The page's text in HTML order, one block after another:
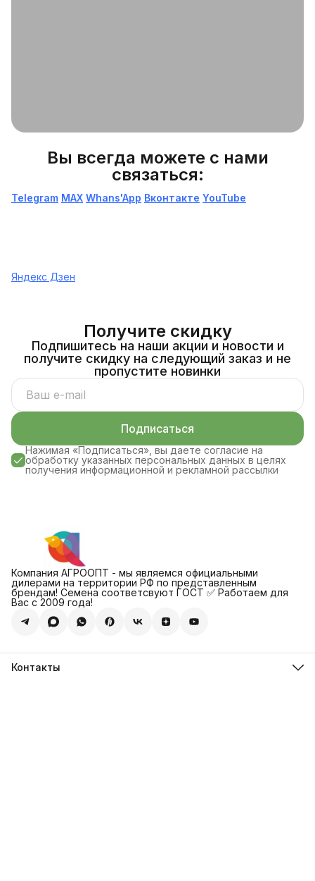
Вы всегда можете с нами
связаться:
Telegram МАХ Whans'App Вконтакте YouTube
Яндекс Дзен
Получите скидку
Подпишитесь на наши акции и новости и
получите скидку на следующий заказ и не
пропустите новинки
Подписаться
Нажимая «Подписаться», вы даете согласие на
обработку указанных персональных данных в целях
получения информационной и рекламной рассылки
Компания АГРООПТ - мы являемся официальными
дилерами на территории РФ по представленным
брендам! Семена соответсвуют ГОСТ ✅ Работаем для
Вас с 2009 года!
Контакты